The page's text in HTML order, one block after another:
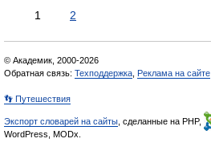
1 2
© Академик, 2000-2026
Обратная связь: Техподдержка Реклама на сайте
👣 Путешествия
Экспорт словарей на сайты , сделанные на PHP,
WordPress, MODx.